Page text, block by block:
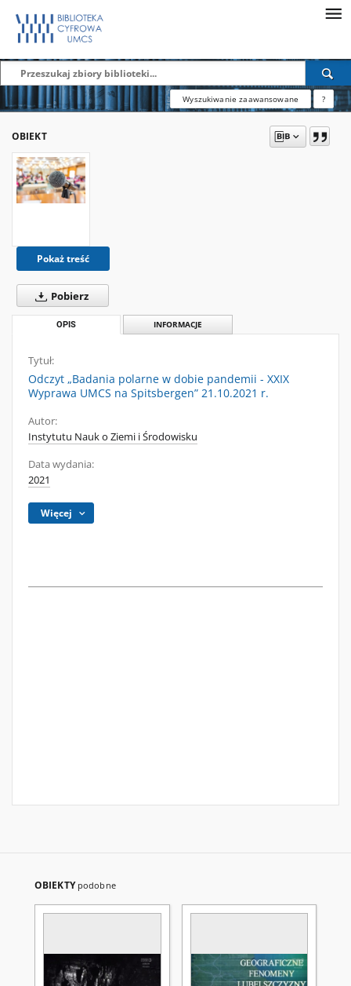
Wyszukiwanie zaawansowane ?
OBIEKT
Pokaż treść
Pobierz
OPIS INFORMACJE
Tytuł:
Odczyt „Badania polarne w dobie pandemii - XXIX
Wyprawa UMCS na Spitsbergen” 21.10.2021 r.
Autor:
Instytutu Nauk o Ziemi i Środowisku
Data wydania:
2021
Więcej
OBIEKTY podobne